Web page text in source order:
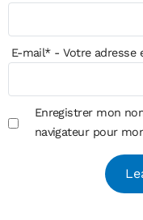
E-mail*- Votre adresse
Enregistrer mon
navigateur pour